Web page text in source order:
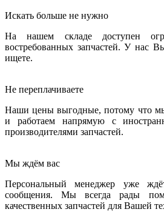
Искать больше не нужно
На нашем складе доступен
востребованных запчастей. У нас
ищете.
Не переплачиваете
Наши цены выгодные, потому что
и работаем напрямую с
производителями запчастей.
Мы ждём вас
Персональный менеджер уже
сообщения. Мы всегда рады
качественных запчастей для Вашей